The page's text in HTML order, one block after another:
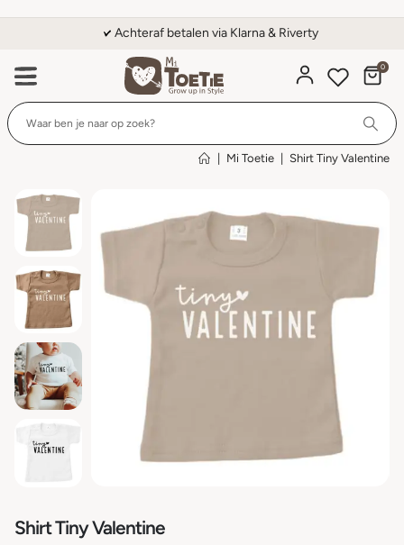
Achteraf betalen via Klarna & Riverty
0
Mi Toetie Shirt Tiny Valentine
Shirt Tiny Valentine